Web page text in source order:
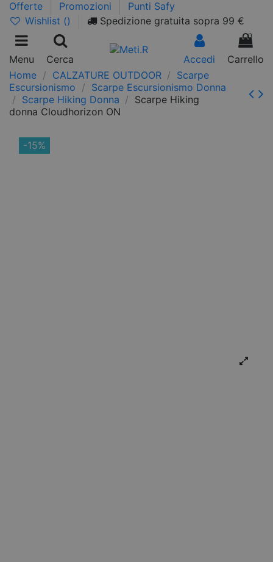
Offerte Promozioni
Punti Safy
Wishlist () Spedizione gratuita sopra 99 €
Menu Cerca Accedi
0
Carrello
Home
CALZATURE OUTDOOR
Scarpe
Escursionismo
Scarpe Escursionismo Donna
Scarpe Hiking Donna
Scarpe Hiking
donna Cloudhorizon ON
-15%